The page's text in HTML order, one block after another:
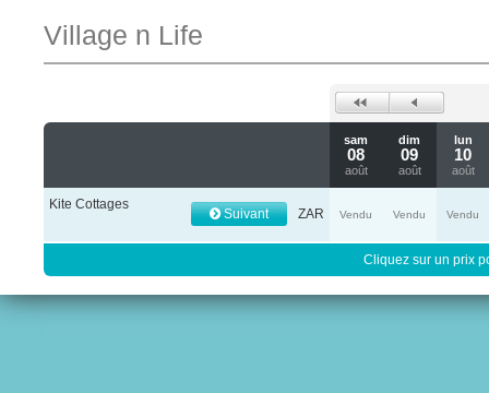
Village n Life
sam
08
août
dim
09
août
lun
10
août
Kite Cottages
Suivant ZAR Vendu Vendu Vendu
Cliquez sur un prix